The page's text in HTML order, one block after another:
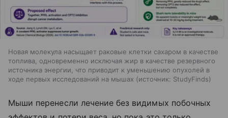
Новая молекула насыщает раковые клетки сахаром в качестве
топлива, одновременно исключая жир в качестве резервного
источника энергии, что приводит к уменьшению опухолей в
ходе первых исследований на мышах
источник: StudyFinds
Мыши перенесли лечение без видимых побочных